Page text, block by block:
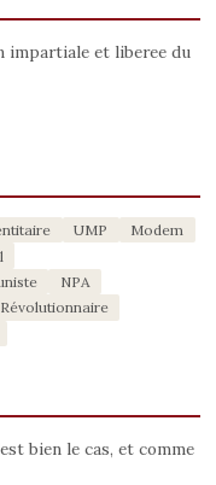
impartiale et liberee du
UMP
Modem
NPA
bien le cas, et comme